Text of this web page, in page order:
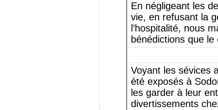
En négligeant les
vie, en refusant la
l’hospitalité, nous
bénédictions que
Voyant les sévices
été exposés à
les garder à leur
divertissements